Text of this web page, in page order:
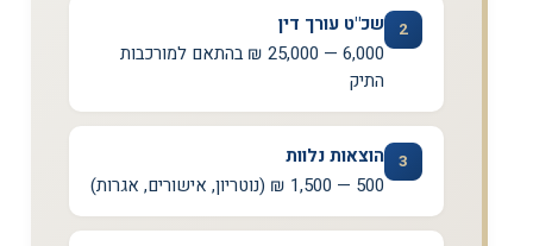
2
שכ"ט עורך דין
6,000 — 25,000 ₪ בהתאם למורכבות
התיק
3 הוצאות נלוות
500 — 1,500 ₪ (נוטריון, אישורים, אגרות)